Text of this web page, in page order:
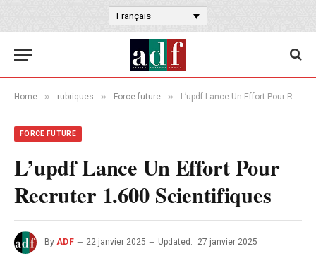
Français
Home » rubriques » Force future » L’updf Lance Un Effort Pour Recruter 1.600 Scientifiques
FORCE FUTURE
L’updf Lance Un Effort Pour
Recruter 1.600 Scientifiques
By ADF 22 janvier 2025 Updated:
27 janvier 2025